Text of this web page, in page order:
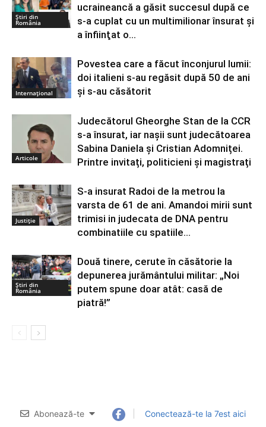
Știri din
România
ucraineancă a găsit succesul după ce
s-a cuplat cu un multimilionar însurat şi
a înfiinţat o...
Internațional
Povestea care a făcut înconjurul lumii:
doi italieni s-au regăsit după 50 de ani
și s-au căsătorit
Articole
Judecătorul Gheorghe Stan de la CCR
s-a însurat, iar nașii sunt judecătoarea
Sabina Daniela și Cristian Adomniței.
Printre invitați, politicieni și magistrați
Justiție
S-a insurat Radoi de la metrou la
varsta de 61 de ani. Amandoi mirii sunt
trimisi in judecata de DNA pentru
combinatiile cu spatiile...
Știri din
România
Două tinere, cerute în căsătorie la
depunerea jurământului militar: „Noi
putem spune doar atât: casă de
piatră!”
Abonează-te Conectează-te la 7est aici